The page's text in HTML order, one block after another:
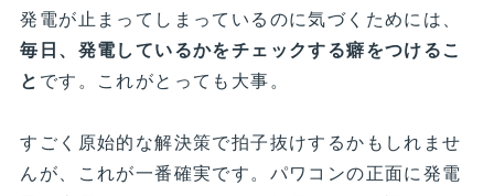
発電が止まってしまっているのに気づくためには、
毎日、発電しているかをチェックする癖をつけるこ
と です。これがとっても大事。
すごく原始的な解決策で拍子抜けするかもしれませ
んが、これが一番確実です。パワコンの正面に発電